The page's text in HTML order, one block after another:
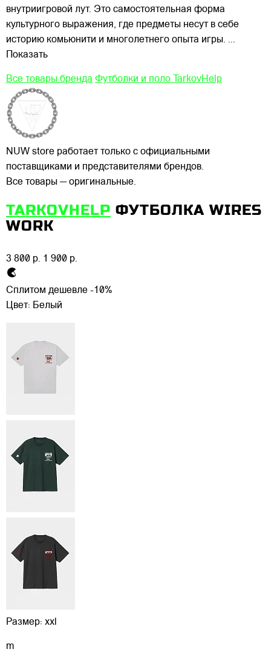
внутриигровой лут. Это самостоятельная форма
культурного выражения, где предметы несут в себе
историю комьюнити и многолетнего опыта игры. ...
Показать
Все товары бренда Футболки и поло TarkovHelp
NUW store работает только с официальными
поставщиками и представителями брендов.
Все товары — оригинальные.
TARKOVHELP ФУТБОЛКА WIRES
WORK
3 800 р. 1 900 р.
Сплитом дешевле -10%
Цвет: Белый
Размер: xxl
m